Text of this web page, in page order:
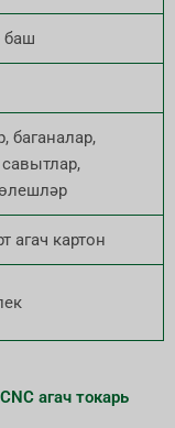
баш
баганалар,
агач картон
агач токарь